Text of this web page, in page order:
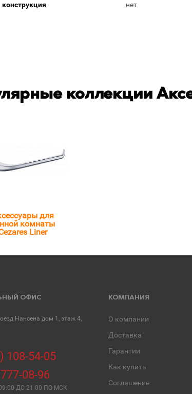
конструкция
нет
коллекции
для
комнаты
Liner
ОФИС
Нансена дом 1, этаж 4,
108-54-05
08-96
ДО 21:00 ПО МСК
КОМПАНИЯ
О компании
Доставка
Гарантии
Как купить
Соглашение